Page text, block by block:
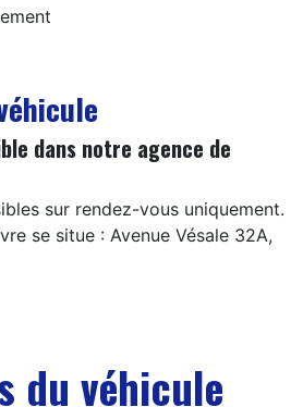
dans notre agence de
sur rendez-vous uniquement.
se situe : Avenue Vésale 32A,
du véhicule